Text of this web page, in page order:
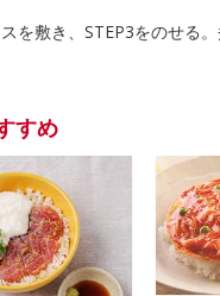
を敷き、STEP3をのせる
すめ